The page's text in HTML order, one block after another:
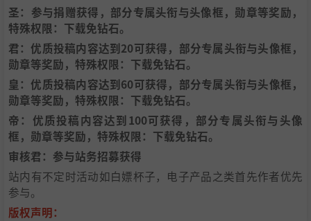
圣：参与捐赠获得，部分专属头衔与头像框，勋章等奖励，
特殊权限：下载免钻石。
君：优质投稿内容达到20可获得，部分专属头衔与头像框，
勋章等奖励，特殊权限：下载免钻石。
皇：优质投稿内容达到60可获得，部分专属头衔与头像框，
勋章等奖励，特殊权限：下载免钻石。
帝：优质投稿内容达到100可获得，部分专属头衔与头像
框，勋章等奖励，特殊权限：下载免钻石。
审核君：参与站务招募获得
站内有不定时活动如白嫖杯子，电子产品之类首先作者优先
参与。
版权声明：